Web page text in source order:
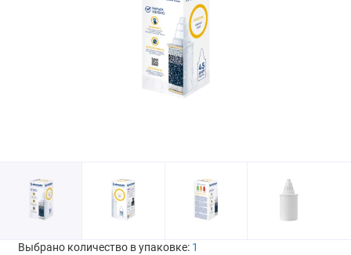
Выбрано количество в упаковке: 1